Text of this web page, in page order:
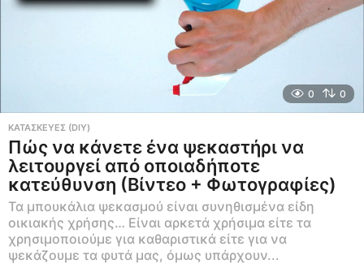
0 0
ΚΑΤΑΣΚΕΥΕΣ (DIY)
Πώς να κάνετε ένα ψεκαστήρι να
λειτουργεί από οποιαδήποτε
κατεύθυνση (Βίντεο + Φωτογραφίες)
Τα μπουκάλια ψεκασμού είναι συνηθισμένα είδη
οικιακής χρήσης… Είναι αρκετά χρήσιμα είτε τα
χρησιμοποιούμε για καθαριστικά είτε για να
ψεκάζουμε τα φυτά μας, όμως υπάρχουν...